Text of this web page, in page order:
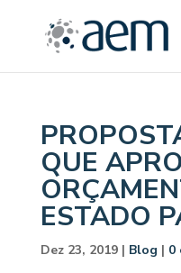
QUE
ESTADO
Dez 23, 2019| Blog | 0